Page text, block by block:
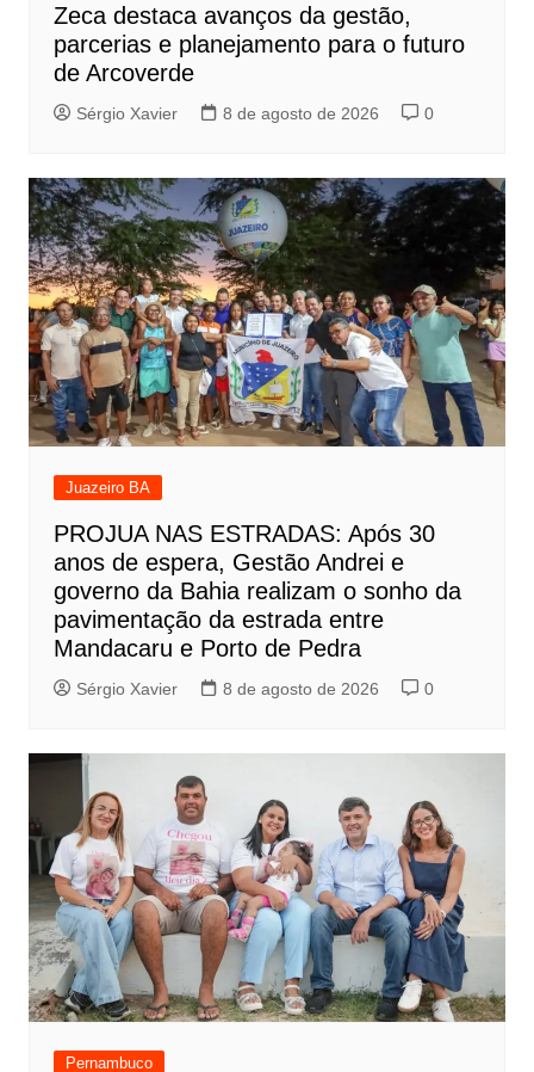
Zeca destaca avanços da gestão,
parcerias e planejamento para o futuro
de Arcoverde
Sérgio Xavier 8 de agosto de 2026 0
Juazeiro BA
PROJUA NAS ESTRADAS: Após 30
anos de espera, Gestão Andrei e
governo da Bahia realizam o sonho da
pavimentação da estrada entre
Mandacaru e Porto de Pedra
Sérgio Xavier 8 de agosto de 2026 0
Pernambuco